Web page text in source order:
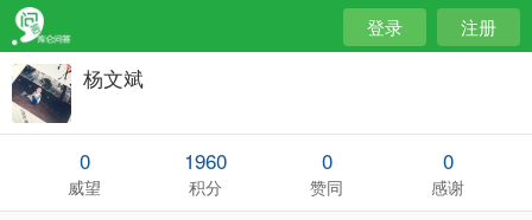
登录 注册
杨文斌
0
威望
1960
积分
0
赞同
0
感谢